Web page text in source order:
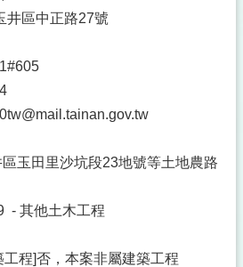
井區中正路27號
玉田里沙坑段23地號等土地農路
- 其他土木工程
程]否，本案非屬建築工程